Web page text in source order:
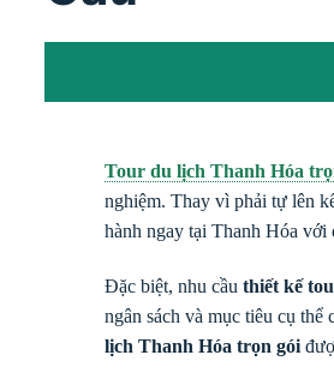
Tour du lịch Thanh Hóa
nghiệm. Thay vì phải tự lên
hành ngay tại Thanh Hóa
Đặc biệt, nhu cầu thiết kế
ngân sách và mục tiêu cụ
lịch Thanh Hóa trọn gói